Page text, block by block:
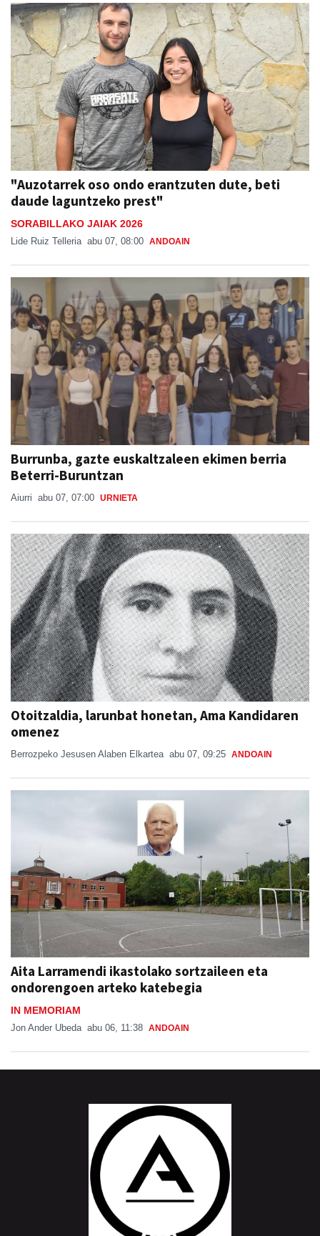
"Auzotarrek oso ondo erantzuten dute, beti
daude laguntzeko prest"
SORABILLAKO JAIAK 2026
Lide Ruiz Telleria abu 07, 08:00 ANDOAIN
Burrunba, gazte euskaltzaleen ekimen berria
Beterri-Buruntzan
Aiurri abu 07, 07:00 URNIETA
Otoitzaldia, larunbat honetan, Ama Kandidaren
omenez
Berrozpeko Jesusen Alaben Elkartea abu 07, 09:25 ANDOAIN
Aita Larramendi ikastolako sortzaileen eta
ondorengoen arteko katebegia
IN MEMORIAM
Jon Ander Ubeda abu 06, 11:38 ANDOAIN